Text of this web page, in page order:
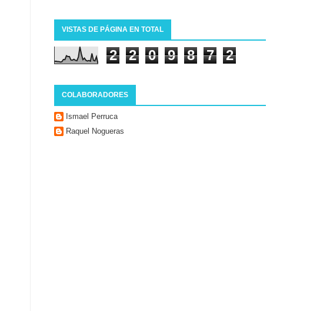
VISTAS DE PÁGINA EN TOTAL
2 2 0 9 8 7 2
COLABORADORES
Ismael Perruca
Raquel Nogueras